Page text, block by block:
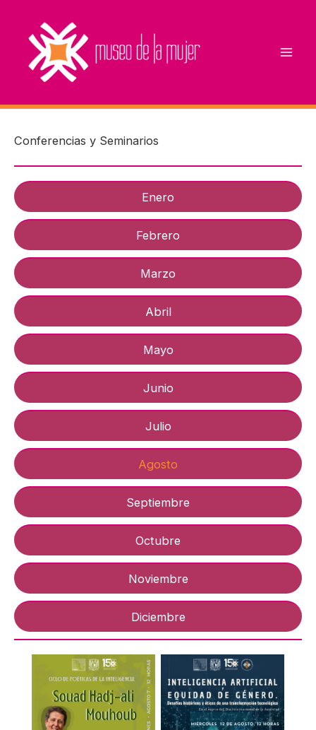
contenido
Conferencias y Seminarios
Enero
Febrero
Marzo
Abril
Mayo
Junio
Julio
Agosto
Septiembre
Octubre
Noviembre
Diciembre